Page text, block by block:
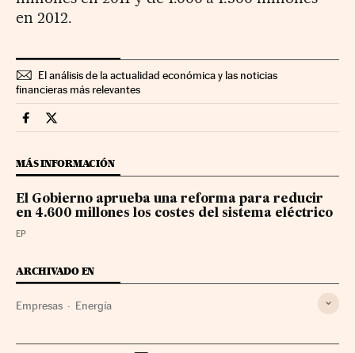
en 2012.
El análisis de la actualidad económica y las noticias
financieras más relevantes
Companias Cinco Días en Facebook
Companias Cinco Días en Twitter
MÁS INFORMACIÓN
El Gobierno aprueba una reforma para reducir
en 4.600 millones los costes del sistema eléctrico
EP
ARCHIVADO EN
Empresas Energía